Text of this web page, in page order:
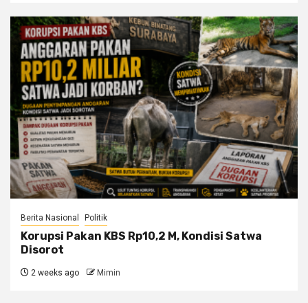
Berita Nasional Politik
Korupsi Pakan KBS Rp10,2 M, Kondisi Satwa
Disorot
2 weeks ago Mimin